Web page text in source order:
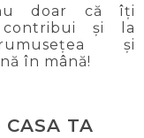
doar că îți
contribui și la
și
în mână!
TA